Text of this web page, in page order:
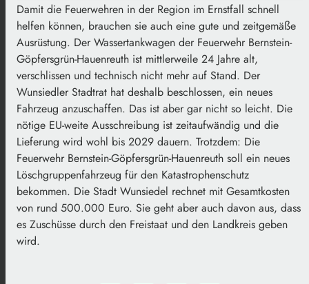
Damit die Feuerwehren in der Region im Ernstfall schnell
helfen können, brauchen sie auch eine gute und zeitgemäße
Ausrüstung. Der Wassertankwagen der Feuerwehr Bernstein-
Göpfersgrün-Hauenreuth ist mittlerweile 24 Jahre alt,
verschlissen und technisch nicht mehr auf Stand. Der
Wunsiedler Stadtrat hat deshalb beschlossen, ein neues
Fahrzeug anzuschaffen. Das ist aber gar nicht so leicht. Die
nötige EU-weite Ausschreibung ist zeitaufwändig und die
Lieferung wird wohl bis 2029 dauern. Trotzdem: Die
Feuerwehr Bernstein-Göpfersgrün-Hauenreuth soll ein neues
Löschgruppenfahrzeug für den Katastrophenschutz
bekommen. Die Stadt Wunsiedel rechnet mit Gesamtkosten
von rund 500.000 Euro. Sie geht aber auch davon aus, dass
es Zuschüsse durch den Freistaat und den Landkreis geben
wird.